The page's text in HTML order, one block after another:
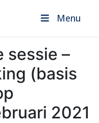
Menu
sessie –
(basis
2021